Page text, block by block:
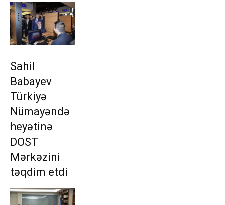
Sahil
Babayev
Türkiyə
Nümayəndə
heyətinə
DOST
Mərkəzini
təqdim etdi